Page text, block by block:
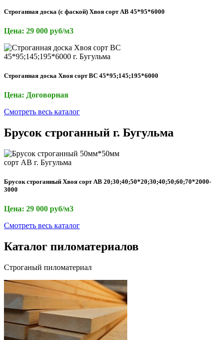
Строганная доска (с фаской) Хвоя сорт АВ 45*95*6000
Цена: 29 000 руб/м3
Строганная доска Хвоя сорт ВС 45*95;145;195*6000
Цена: Договорная
Смотреть весь каталог
Брусок строганный г. Бугульма
Брусок строганный Хвоя сорт АВ 20;30;40;50*20;30;40;50;60;70*2000-
3000
Цена: 29 000 руб/м3
Смотреть весь каталог
Каталог пиломатериалов
Строганый пиломатериал